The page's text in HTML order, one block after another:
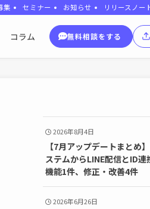
集 セミナー お知らせ リリースノー
コラム 無料相談をする
2026年8月4日
【7月アップデートまとめ
ステムからLINE配信とID
機能1件、修正・改善4件
2026年6月26日